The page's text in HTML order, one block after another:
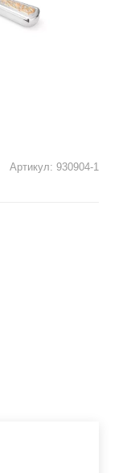
Артикул: 930904-1